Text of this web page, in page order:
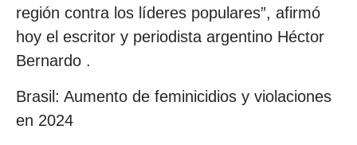
región contra los líderes populares”, afirmó
hoy el escritor y periodista argentino Héctor
Bernardo .
Brasil: Aumento de feminicidios y violaciones
en 2024